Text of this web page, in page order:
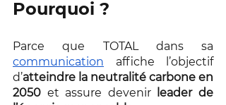
Pourquoi ?
Parce que TOTAL dans sa
communication
affiche l’objectif
d’atteindre la neutralité carbone en
2050 et assure devenir
leader de